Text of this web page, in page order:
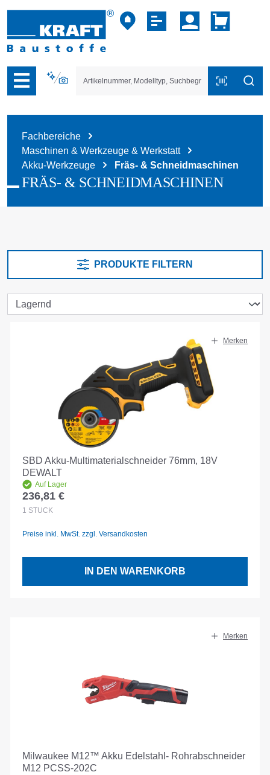
der B2B-Plattform springen
Fachbereiche
Maschinen & Werkzeuge & Werkstatt
Akku-Werkzeuge
Fräs- & Schneidmaschinen
FRÄS- & SCHNEIDMASCHINEN
PRODUKTE FILTERN
Merken
SBD Akku-Multimaterialschneider 76mm, 18V
DEWALT
Auf Lager
Regulärer Preis:
236,81 €
1 STÜCK
Preise inkl. MwSt. zzgl. Versandkosten
IN DEN WARENKORB
Merken
Milwaukee M12™ Akku Edelstahl- Rohrabschneider
M12 PCSS-202C